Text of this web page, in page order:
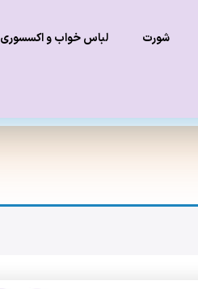
شورت لباس خواب و اکسسوری